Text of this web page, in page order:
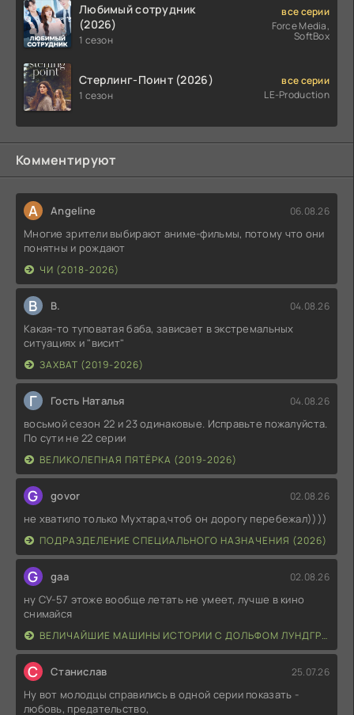
Любимый сотрудник
(2026)
1 сезон
все серии
Force Media,
SoftBox
Стерлинг-Поинт (2026)
1 сезон
все серии
LE-Production
Комментируют
A Angeline 06.08.26
Многие зрители выбирают аниме-фильмы, потому что они
понятны и рождают
ЧИ (2018-2026)
В В. 04.08.26
Какая-то туповатая баба, зависает в экстремальных
ситуациях и "висит"
ЗАХВАТ (2019-2026)
Г Гость Наталья 04.08.26
восьмой сезон 22 и 23 одинаковые. Исправьте пожалуйста.
По сути не 22 серии
ВЕЛИКОЛЕПНАЯ ПЯТЁРКА (2019-2026)
G govor 02.08.26
не хватило только Мухтара,чтоб он дорогу перебежал))))
ПОДРАЗДЕЛЕНИЕ СПЕЦИАЛЬНОГО НАЗНАЧЕНИЯ (2026)
G gaa 02.08.26
ну СУ-57 этоже вообще летать не умеет, лучше в кино
снимайся
ВЕЛИЧАЙШИЕ МАШИНЫ ИСТОРИИ С ДОЛЬФОМ ЛУНДГРЕНОМ (2026)
С Станислав 25.07.26
Ну вот молодцы справились в одной серии показать -
любовь, предательство,